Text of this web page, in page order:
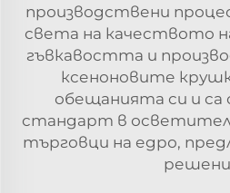
производствени
света на качеството
гъвкавостта и
ксеноновите
обещанията си и са
стандарт в
търговци на едро,